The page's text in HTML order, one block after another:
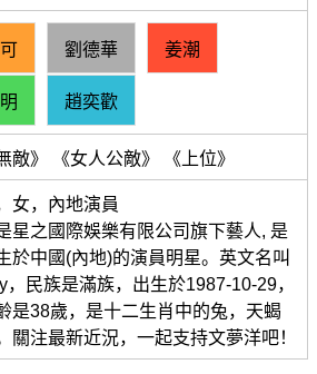
劉德華 姜潮
趙奕歡
敵》 《女人公敵》 《上位》
女，內地演員
星之國際娛樂有限公司旗下藝人, 是
於中國(內地)的演員明星。英文名叫
，民族是滿族，出生於1987-10-29，
是38歲，是十二生肖中的兔，天蝎
關注最新近況，一起支持文夢洋吧！